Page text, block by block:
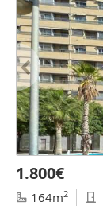
1.800€
164m2